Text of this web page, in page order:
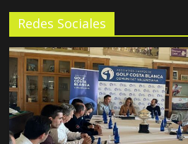
Redes Sociales